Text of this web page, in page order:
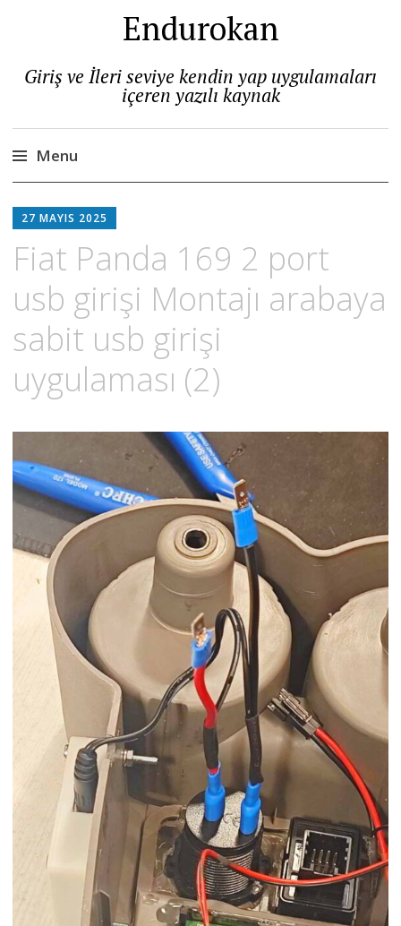
Endurokan
Giriş ve İleri seviye kendin yap uygulamaları
içeren yazılı kaynak
Menu
to
27 MAYIS 2025
Fiat Panda 169 2 port
usb girişi Montajı arabaya
sabit usb girişi
uygulaması (2)